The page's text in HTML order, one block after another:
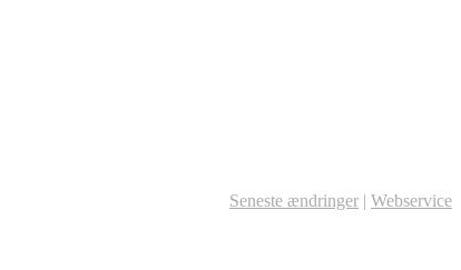
Seneste ændringer | Webservice